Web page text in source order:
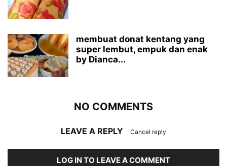
membuat donat kentang yang
super lembut, empuk dan enak
by Dianca...
NO COMMENTS
LEAVE A REPLY Cancel reply
LOG IN TO LEAVE A COMMENT